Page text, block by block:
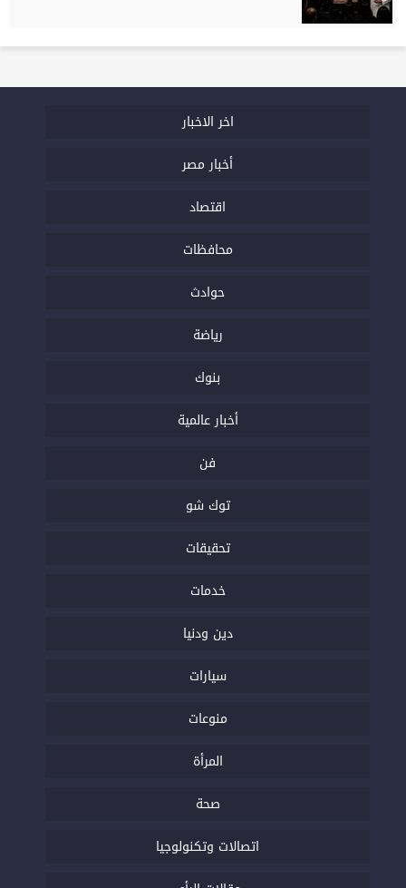
اخر الاخبار
أخبار مصر
اقتصاد
محافظات
حوادث
رياضة
بنوك
أخبار عالمية
فن
توك شو
تحقيقات
خدمات
دين ودنيا
سيارات
منوعات
المرأة
صحة
اتصالات وتكنولوجيا